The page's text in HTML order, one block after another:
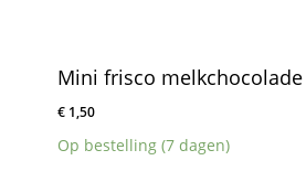
Mini frisco melkchocolade
€1,50
Op bestelling (7 dagen)